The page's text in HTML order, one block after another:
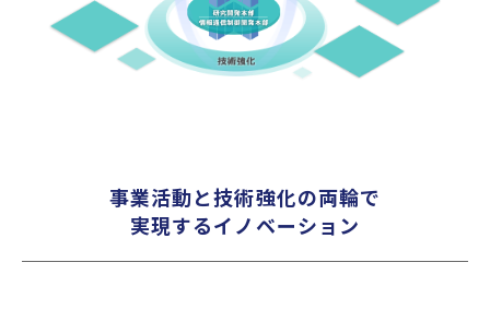
事業活動と技術強化の両輪で
実現するイノベーション